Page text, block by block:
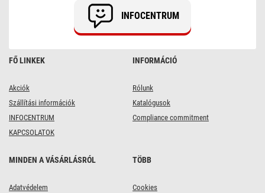
FŐ LINKEK
Akciók
Szállítási információk
INFOCENTRUM
KAPCSOLATOK
INFORMÁCIÓ
Rólunk
Katalógusok
Compliance commitment
MINDEN A VÁSÁRLÁSRÓL
Adatvédelem
TÖBB
Cookies
INFOCENTRUM